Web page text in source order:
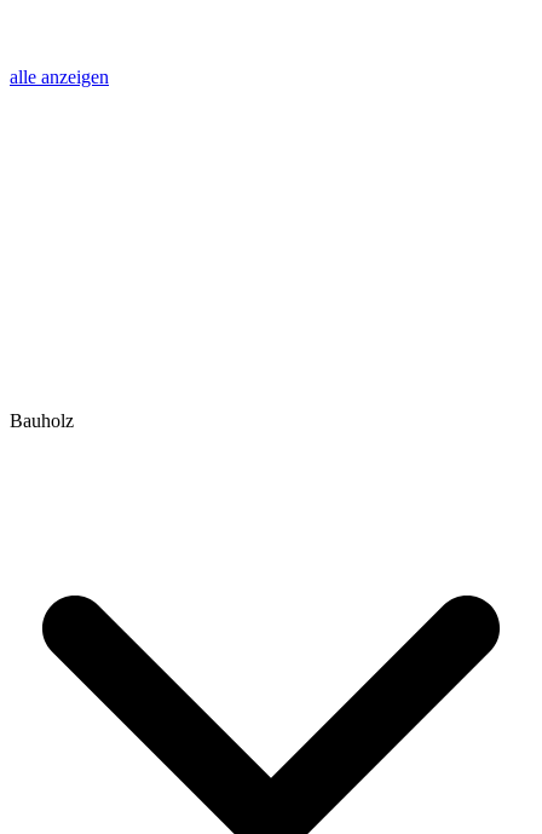
alle anzeigen
Bauholz